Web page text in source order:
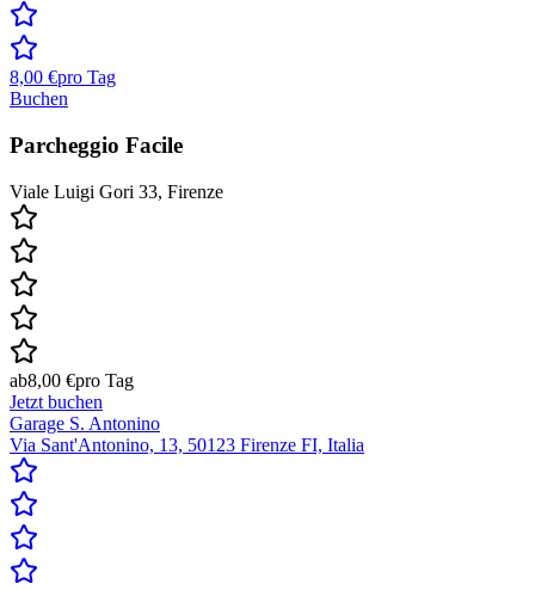
8,00 €pro Tag
Buchen
Parcheggio Facile
Viale Luigi Gori 33, Firenze
ab8,00 €pro Tag
Jetzt buchen
Garage S. Antonino
Via Sant'Antonino, 13, 50123 Firenze FI, Italia